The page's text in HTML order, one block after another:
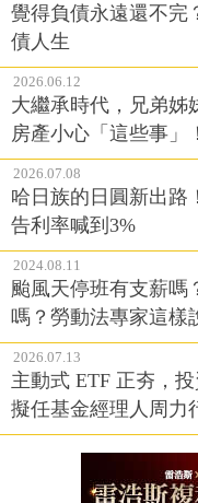
覺得負債永遠還不完
債人生
2026.06.12
大繼承時代，兄弟姊
房產小心「這些事」！
2026.07.08
哈日族的日圓新出路
告利率喊到3%
2024.08.11
颱風天停班有支薪嗎
嗎？勞動法專家這樣
2026.07.13
主動式 ETF 正夯，
擬任基金經理人周力